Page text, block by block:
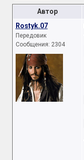
Автор
Rostyk.07
Передовик
Сообщения: 2304